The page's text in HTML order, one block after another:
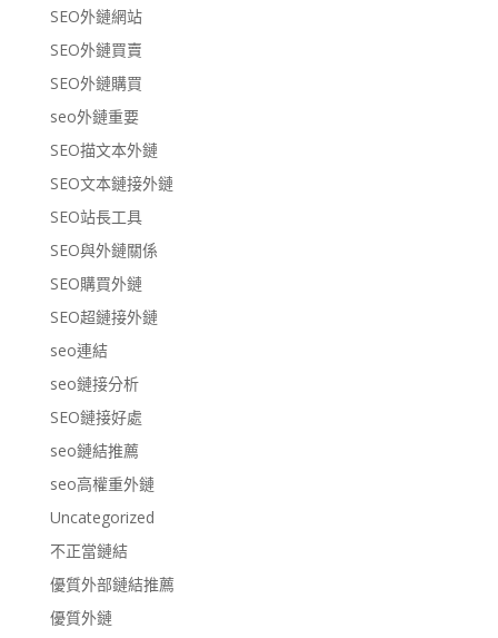
SEO外鏈網站
SEO外鏈買賣
SEO外鏈購買
seo外鏈重要
SEO描文本外鏈
SEO文本鏈接外鏈
SEO站長工具
SEO與外鏈關係
SEO購買外鏈
SEO超鏈接外鏈
seo連結
seo鏈接分析
SEO鏈接好處
seo鏈結推薦
seo高權重外鏈
Uncategorized
不正當鏈結
優質外部鏈結推薦
優質外鏈